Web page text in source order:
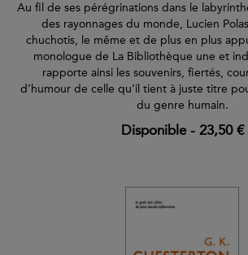
Au fil de ses pérégrinations dans le
des rayonnages du monde, Lucien
chuchotis, le même et de plus en plus
monologue de La Bibliothèque une et
rapporte ainsi les souvenirs, fiertés,
d’humour de celle qu’il tient à juste titre
du genre humain.
Disponible- 23,50 €